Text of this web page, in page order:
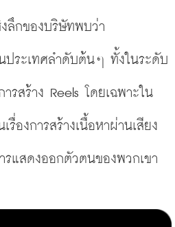
งลึกของบริษัทพบว่า
ประเทศลำดับต้นๆ ทั้งในระดับ
รสร้าง Reels โดยเฉพาะใน
องการสร้างเนื้อหาผ่านเสียง
รแสดงออกตัวตนของพวกเขา